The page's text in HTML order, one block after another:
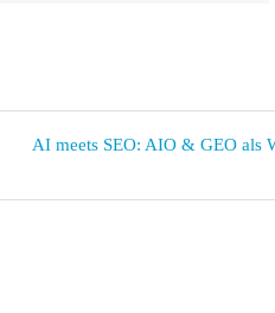
AI meets SEO: AIO & GEO als